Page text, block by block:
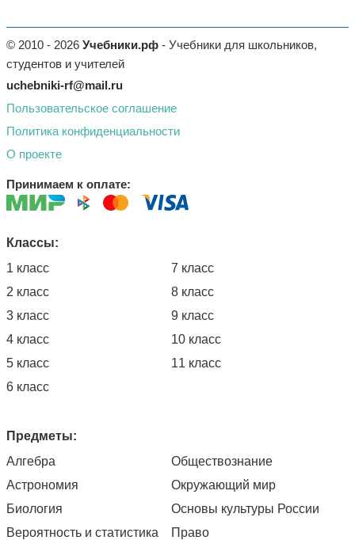
© 2010 - 2026 Учебники.рф - Учебники для школьников,
студентов и учителей
uchebniki-rf@mail.ru
Пользовательское соглашение
Политика конфиденциальности
О проекте
Принимаем к оплате:
Классы:
1 класс
2 класс
3 класс
4 класс
5 класс
6 класс
7 класс
8 класс
9 класс
10 класс
11 класс
Предметы:
Алгебра
Астрономия
Биология
Вероятность и статистика
Обществознание
Окружающий мир
Основы культуры России
Право